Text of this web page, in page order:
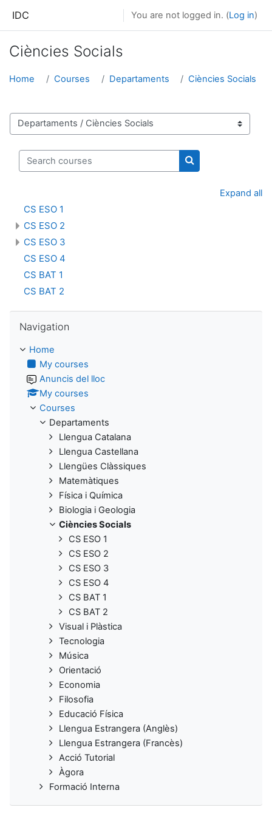
IDC You are not logged in. (Log in)
Ciències Socials
Home Courses Departaments Ciències Socials
Course categories
Search courses
Search courses
Expand all
CS ESO 1
CS ESO 2
CS ESO 3
CS ESO 4
CS BAT 1
CS BAT 2
Navigation
Home
My courses
Anuncis del lloc
My courses
Courses
Departaments
Llengua Catalana
Llengua Castellana
Llengües Clàssiques
Matemàtiques
Física i Química
Biologia i Geologia
Ciències Socials
CS ESO 1
CS ESO 2
CS ESO 3
CS ESO 4
CS BAT 1
CS BAT 2
Visual i Plàstica
Tecnologia
Música
Orientació
Economia
Filosofia
Educació Física
Llengua Estrangera (Anglès)
Llengua Estrangera (Francès)
Acció Tutorial
Àgora
Formació Interna